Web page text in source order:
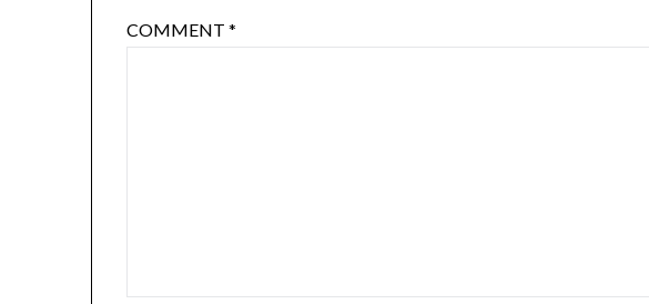
COMMENT*